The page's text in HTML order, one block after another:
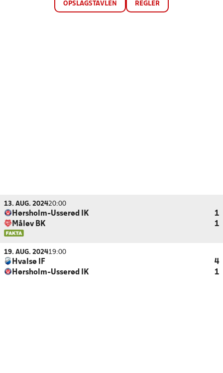
OPSLAGSTAVLEN REGLER
13. AUG. 202420:00
Hørsholm-Usserød IK
1
Måløv BK
1
19. AUG. 202419:00
Hvalsø IF
4
Hørsholm-Usserød IK
1